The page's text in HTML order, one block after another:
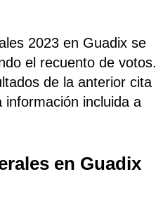
2023 en Guadix se
el recuento de votos.
de la anterior cita
incluida a
en Guadix